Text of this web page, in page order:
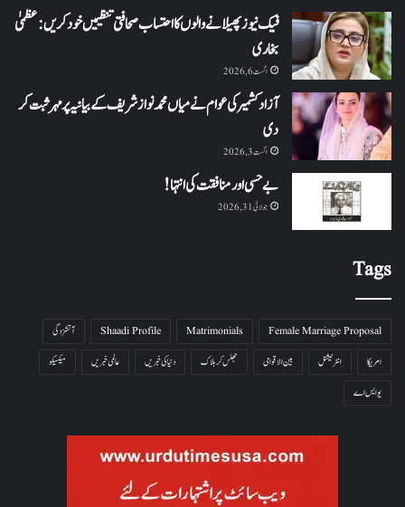
فیک نیوز پھیلانے والوں کا احتساب صحافتی تنظیمیں خود کریں: عظمیٰ
بخاری
اگست 6, 2026
آزاد کشمیر کی عوام نے میاں محمد نواز شریف کے بیانیہ پر مہر ثبت کر
دی
اگست 3, 2026
بے حسی اور منافقت کی انتہا !
جولائی 31, 2026
Tags
Female Marriage Proposal
Matrimonials
Shaadi Profile
آتشزدگی
امریکا
انٹرنیشنل بین الاقوامی جھلس کر ہلاک دنیا کی خبریں عالمی خبریں
میکسیکو
یو ایس اے